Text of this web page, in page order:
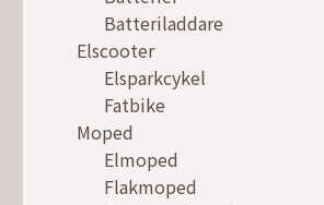
Batteriladdare
Elscooter
Elsparkcykel
Fatbike
Moped
Elmoped
Flakmoped